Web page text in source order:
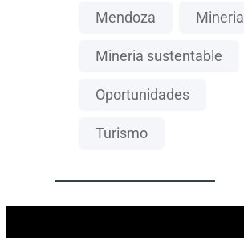
Mendoza Mineria
Mineria sustentable
Oportunidades
Turismo